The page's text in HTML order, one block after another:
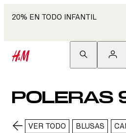
20% EN TODO INFANTIL
POLERAS
VER TODO BLUSAS